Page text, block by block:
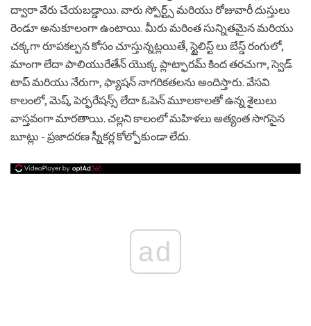
ద్వారా వేరు చేయబడ్డాయి. వారు స్పోర్ట్స్ మరియు రోజువారీ దుస్తులు
రెండూ అనుకూలంగా ఉంటాయి. మీరు మరింత సున్నితమైన మరియు
చక్కగా రూపకల్పన కోసం చూస్తున్నట్లయితే, స్టైలిస్ట్ లు బేస్డ్ రంగులో,
మాంగా లేదా పాలియురేతేన్ యొక్క ప్లాట్ఫారమ్ కింద తరచుగా, స్వెడ్
టాప్ మరియు నేరుగా, ఫ్యాషన్ నాగరికతలను అందిస్తారు. వేసవి
కాలంలో, మెష్, పెర్ఫరేషన్స్ లేదా ఓపెన్ మూలకాలతో ఉన్న శైలులు
వాస్తవంగా మారతాయి. చల్లని కాలంలో మహిళలు అత్యంత సొగసైన
బూట్లు - ప్రజాదరణ స్నీకర్ల కోల్పోకుండా లేదు.
ad